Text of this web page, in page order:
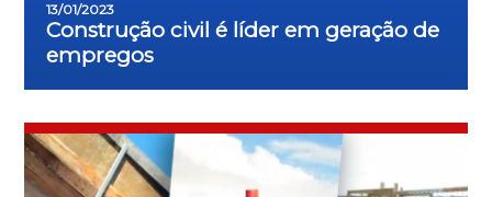
13/01/2023
Construção civil é líder em geração de
empregos